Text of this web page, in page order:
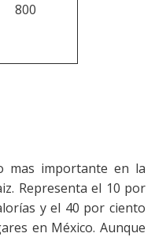
800
mas importante en la
Representa el 10 por
y el 40 por ciento
en México. Aunque